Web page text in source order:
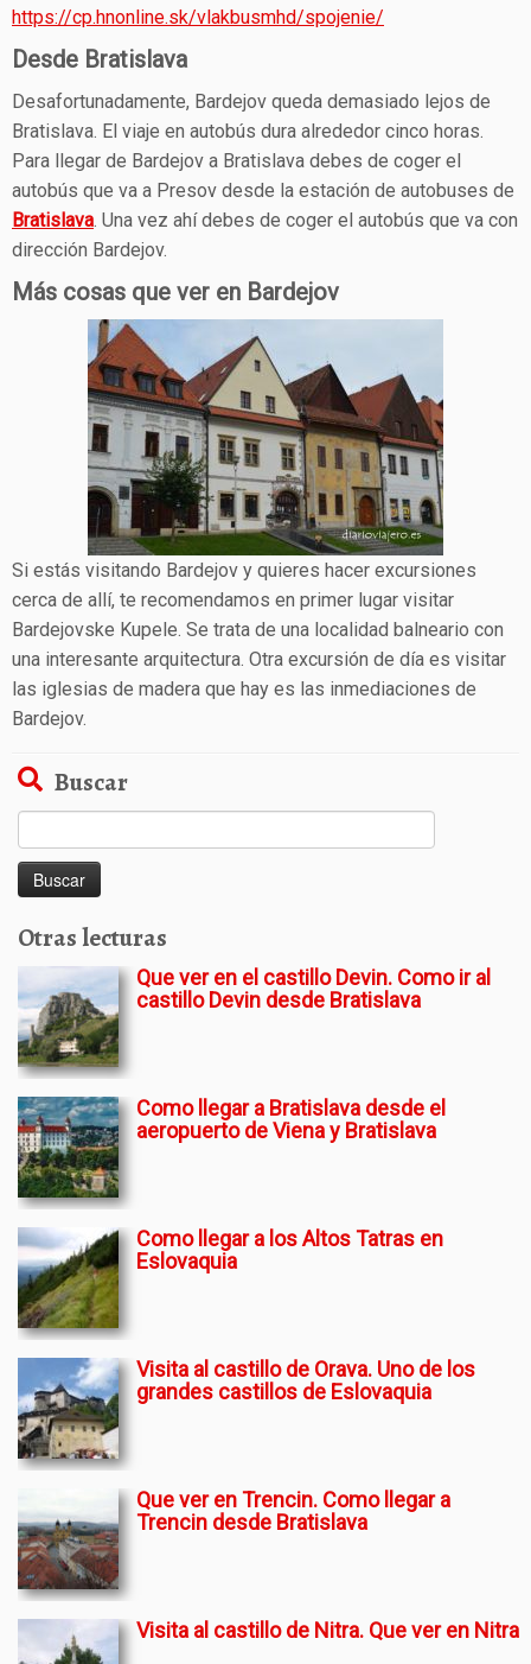
https://cp.hnonline.sk/vlakbusmhd/spojenie/
Desde Bratislava
Desafortunadamente, Bardejov queda demasiado lejos de
Bratislava. El viaje en autobús dura alrededor cinco horas.
Para llegar de Bardejov a Bratislava debes de coger el
autobús que va a Presov desde la estación de autobuses de
Bratislava. Una vez ahí debes de coger el autobús que va con
dirección Bardejov.
Más cosas que ver en Bardejov
Si estás visitando Bardejov y quieres hacer excursiones
cerca de allí, te recomendamos en primer lugar visitar
Bardejovske Kupele. Se trata de una localidad balneario con
una interesante arquitectura. Otra excursión de día es visitar
las iglesias de madera que hay es las inmediaciones de
Bardejov.
Buscar
Otras lecturas
Que ver en el castillo Devin. Como ir al
castillo Devin desde Bratislava
Como llegar a Bratislava desde el
aeropuerto de Viena y Bratislava
Como llegar a los Altos Tatras en
Eslovaquia
Visita al castillo de Orava. Uno de los
grandes castillos de Eslovaquia
Que ver en Trencin. Como llegar a
Trencin desde Bratislava
Visita al castillo de Nitra. Que ver en Nitra